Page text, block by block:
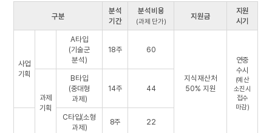
구분
분석
기간
분석비용
(과제 단가)
지원금
지원
시기
사업
기획
A타입
(기술군
분석)
18주 60
지식재산처
50% 지원
연중
수시
(예산
소진시
접수
마감)
과제
기획
B타입
(중대형
과제)
14주 44
C타입(소형
과제)
8주 22